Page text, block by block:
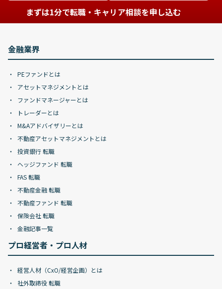
まずは1分で転職・キャリア相談を申し込む
金融業界
PEファンドとは
アセットマネジメントとは
ファンドマネージャーとは
トレーダーとは
M&Aアドバイザリーとは
不動産アセットマネジメントとは
投資銀行 転職
ヘッジファンド 転職
FAS 転職
不動産金融 転職
不動産ファンド 転職
保険会社 転職
金融記事一覧
プロ経営者・プロ人材
経営人材（CxO/経営企画）とは
社外取締役 転職